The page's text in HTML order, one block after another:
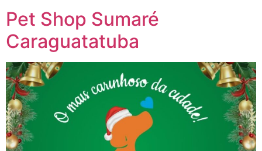
Pet Shop Sumaré
Caraguatatuba